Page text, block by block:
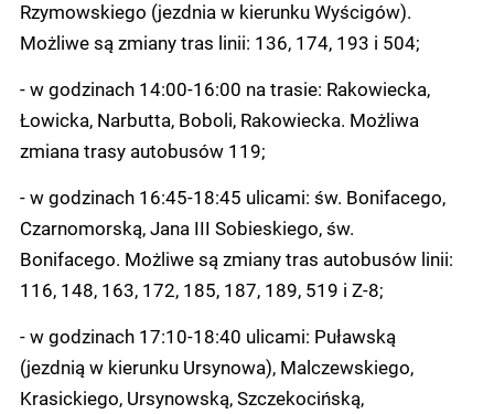
Rzymowskiego (jezdnia w kierunku Wyścigów).
Możliwe są zmiany tras linii: 136, 174, 193 i 504;
- w godzinach 14:00-16:00 na trasie: Rakowiecka,
Łowicka, Narbutta, Boboli, Rakowiecka. Możliwa
zmiana trasy autobusów 119;
- w godzinach 16:45-18:45 ulicami: św. Bonifacego,
Czarnomorską, Jana III Sobieskiego, św.
Bonifacego. Możliwe są zmiany tras autobusów linii:
116, 148, 163, 172, 185, 187, 189, 519 i Z-8;
- w godzinach 17:10-18:40 ulicami: Puławską
(jezdnią w kierunku Ursynowa), Malczewskiego,
Krasickiego, Ursynowską, Szczekocińską,